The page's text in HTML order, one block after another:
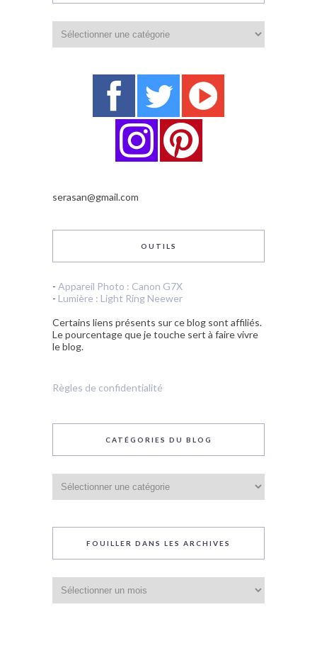
serasan@gmail.com
OUTILS
- Appareil Photo : Canon G7X
- Lumière : Light Ring Neewer
Certains liens présents sur ce blog sont affiliés.
Le pourcentage que je touche sert à faire vivre
le blog.
Règles de confidentialité
CATÉGORIES DU BLOG
du
blog
FOUILLER DANS LES ARCHIVES
dans
les